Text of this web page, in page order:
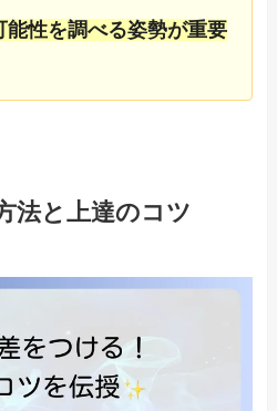
能性を調べる姿勢が重要
法と上達のコツ